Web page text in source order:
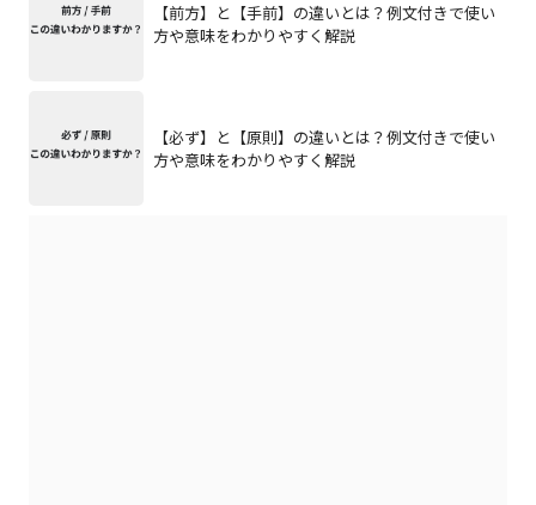
【前方】と【手前】の違いとは？例文付きで使い
方や意味をわかりやすく解説
【必ず】と【原則】の違いとは？例文付きで使い
方や意味をわかりやすく解説